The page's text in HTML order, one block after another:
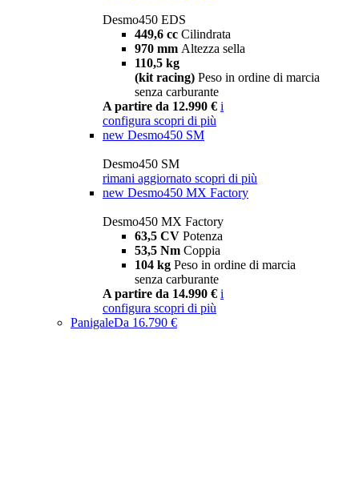
Desmo450 EDS
449,6 cc Cilindrata
970 mm Altezza sella
110,5 kg
(kit racing) Peso in ordine di marcia
senza carburante
A partire da 12.990 € i
configura scopri di più
new Desmo450 SM
Desmo450 SM
rimani aggiornato scopri di più
new Desmo450 MX Factory
Desmo450 MX Factory
63,5 CV Potenza
53,5 Nm Coppia
104 kg Peso in ordine di marcia
senza carburante
A partire da 14.990 € i
configura scopri di più
PanigaleDa 16.790 €